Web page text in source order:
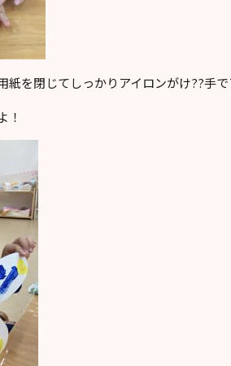
紙を閉じてしっかりアイロンがけ??手
！